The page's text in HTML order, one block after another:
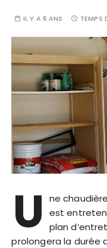
IL Y A 6 ANS TEMPS
U
ne
est
plan
prolongera la durée